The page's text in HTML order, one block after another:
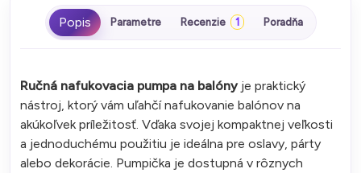
Parametre Recenzie 1 Poradňa
Ručná nafukovacia pumpa na balónyje praktický
nástroj, ktorý vám uľahčí nafukovanie balónov na
akúkoľvek príležitosť. Vďaka svojej kompaktnej veľkosti
a jednoduchému použitiu je ideálna pre oslavy, párty
alebo dekorácie. Pumpička je dostupná v rôznych